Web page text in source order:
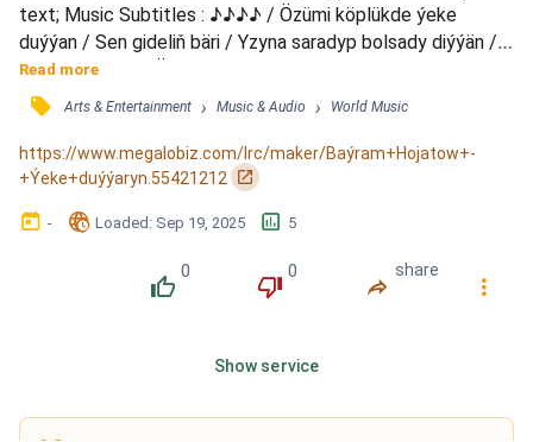
text; Music Subtitles : ♪♪♪♪ / Özümi köplükde ýeke
duýýan / Sen gideliň bäri / Yzyna saradyp bolsady diýýän /
Ol günden bari / Özümi köplükde ýeke duýýan / Sen gideliň
bäri / Derdimden öz-özümi iýýän / Boldum men däli /
Ýürekden söýdüm / Oňa senem şaýat menem şaýat / Kän
zady gördük bile / Elim şaýat tenim şaýat / Ýollarym azaşan
ýaly...
Read more
󰓹 Arts & Entertainment › Music & Audio › World Music
https://www.megalobiz.com/lrc/maker/Baýram+Hojatow+-
+Ýeke+duýýaryn.55421212
󰏌
󰃶 - 󱉊 Loaded: Sep 19, 2025 󱕎 5
󰔔
0
󰔒
0
󰤲
share
󰇙
Show service